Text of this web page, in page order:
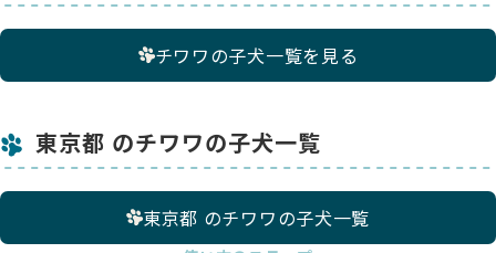
チワワの子犬一覧を見る
東京都 のチワワの子犬一覧
東京都 のチワワの子犬一覧